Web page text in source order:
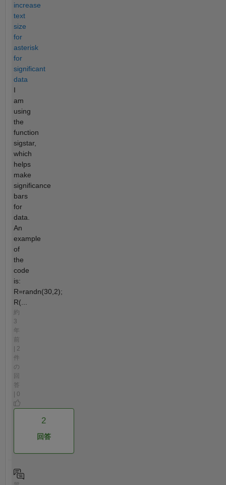
increase
text
size
for
asterisk
for
significant
data
I
am
using
the
function
sigstar,
which
helps
make
significance
bars
for
data.
An
example
of
the
code
is:
R=randn(30,2);
R(...
約
3
年
前
| 2
件
の
回
答
| 0
2
回答